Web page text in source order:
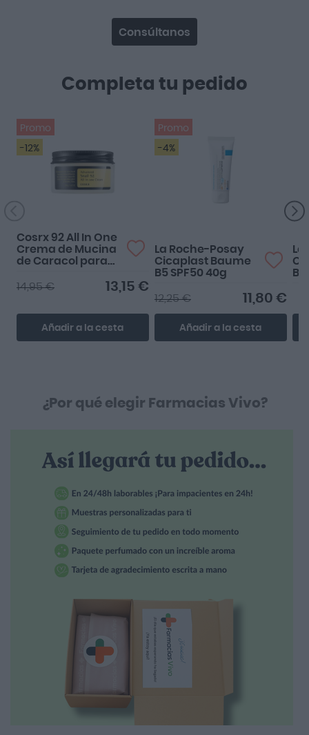
Completa tu pedido
Promo
-12%
Cosrx 92 All In One
Crema de Mucina
de Caracol para
Maduras/Secas 13,15 €
14,95 €
Añadir a la cesta
Promo
-4%
La Roche-Posay
Cicaplast Baume
B5 SPF50 40g
11,80 €
12,25 €
Añadir a la cesta
Consúltanos
¿Por qué elegir Farmacias Vivo?